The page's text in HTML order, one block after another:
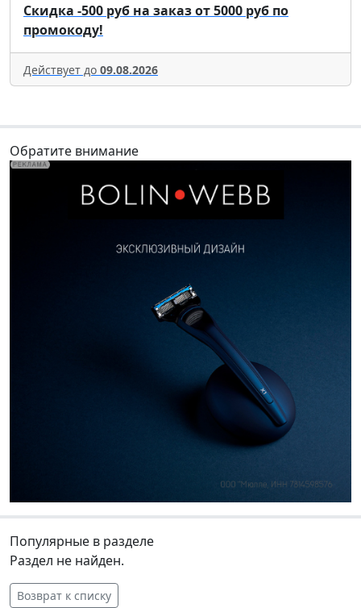
Скидка -500 руб на заказ от 5000 руб по
промокоду!
Действует до 09.08.2026
Обратите внимание
Популярные в разделе
Раздел не найден.
Возврат к списку